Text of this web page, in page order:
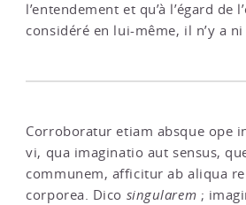
l’entendement et qu’à l’égard de
considéré en lui-même, il n’y a
Corroboratur etiam absque ope
vi, qua imaginatio aut sensus,
communem, afficitur ab aliqua
corporea. Dico singularem ;